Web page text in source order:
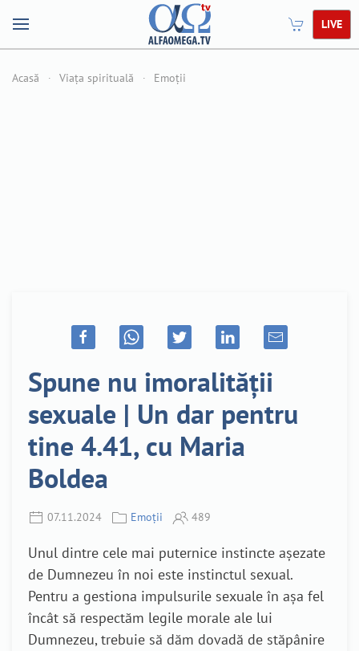
LIVE
Acasă Viața spirituală Emoții
Spune nu imoralității
sexuale | Un dar pentru
tine 4.41, cu Maria
Boldea
07.11.2024 Emoții 489
Unul dintre cele mai puternice instincte așezate
de Dumnezeu în noi este instinctul sexual.
Pentru a gestiona impulsurile sexuale în așa fel
încât să respectăm legile morale ale lui
Dumnezeu, trebuie să dăm dovadă de stăpânire